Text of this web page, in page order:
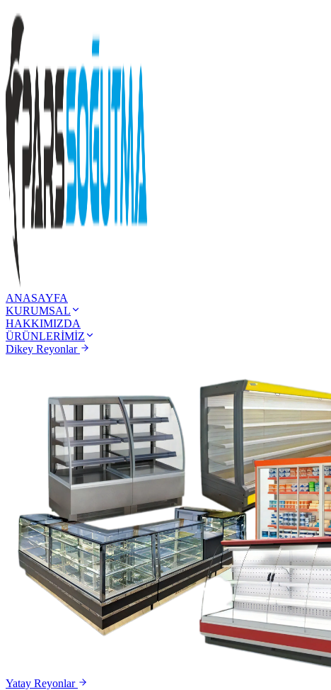
ANASAYFA
KURUMSAL
HAKKIMIZDA
ÜRÜNLERİMİZ
Dikey Reyonlar
Yatay Reyonlar